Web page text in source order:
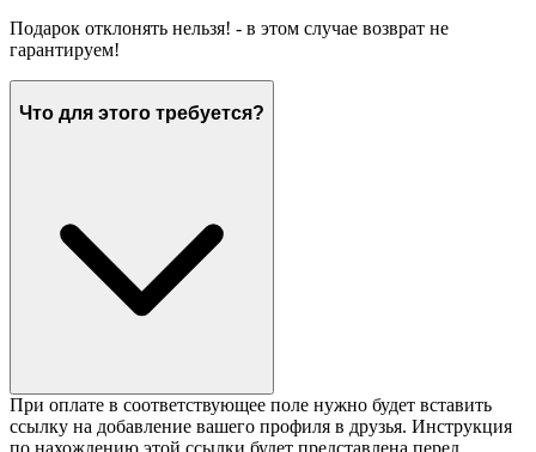
Подарок отклонять нельзя! - в этом случае возврат не
гарантируем!
Что для этого требуется?
При оплате в соответствующее поле нужно будет вставить
ссылку на добавление вашего профиля в друзья. Инструкция